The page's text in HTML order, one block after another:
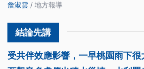
詹淑雲 / 地方報導
受共伴效應影響，一早桃園雨下